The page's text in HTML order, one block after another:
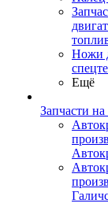
Ножи
Ещё
Запчасти